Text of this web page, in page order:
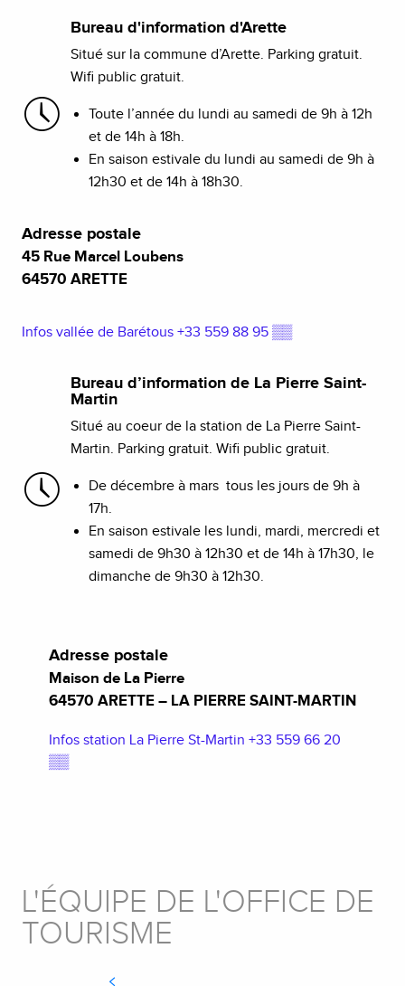
Bureau d'information d'Arette
Situé sur la commune d’Arette. Parking gratuit.
Wifi public gratuit.
Toute l’année du lundi au samedi de 9h à 12h
et de 14h à 18h.
En saison estivale du lundi au samedi de 9h à
12h30 et de 14h à 18h30.
Adresse postale
45 Rue Marcel Loubens
64570 ARETTE
Infos vallée de Barétous +33 559 88 95 ▒▒
Bureau d’information de La Pierre Saint-
Martin
Situé au coeur de la station de La Pierre Saint-
Martin. Parking gratuit. Wifi public gratuit.
De décembre à mars tous les jours de 9h à
17h.
En saison estivale les lundi, mardi, mercredi et
samedi de 9h30 à 12h30 et de 14h à 17h30, le
dimanche de 9h30 à 12h30.
Adresse postale
Maison de La Pierre
64570 ARETTE – LA PIERRE SAINT-MARTIN
Infos station La Pierre St-Martin +33 559 66 20
▒▒
L'ÉQUIPE DE L'OFFICE DE
TOURISME